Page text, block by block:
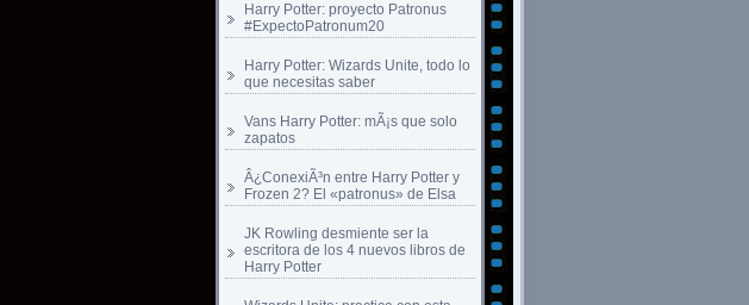
Harry Potter: proyecto Patronus
#ExpectoPatronum20
Harry Potter: Wizards Unite, todo lo
que necesitas saber
Vans Harry Potter: mÃ¡s que solo
zapatos
Â¿ConexiÃ³n entre Harry Potter y
Frozen 2? El «patronus» de Elsa
JK Rowling desmiente ser la
escritora de los 4 nuevos libros de
Harry Potter